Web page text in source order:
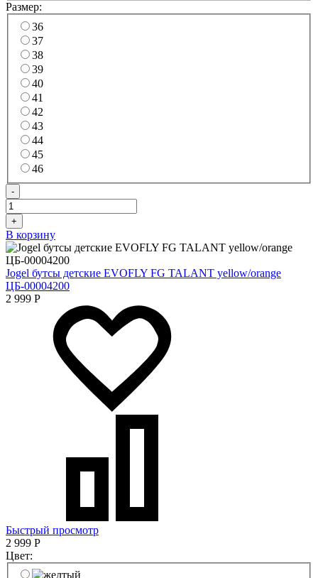
Размер:
36
37
38
39
40
41
42
43
44
45
46
-
+
В корзину
Jogel бутсы детские EVOFLY FG TALANT yellow/orange
ЦБ-00004200
2 999 Р
Быстрый просмотр
2 999 Р
Цвет: